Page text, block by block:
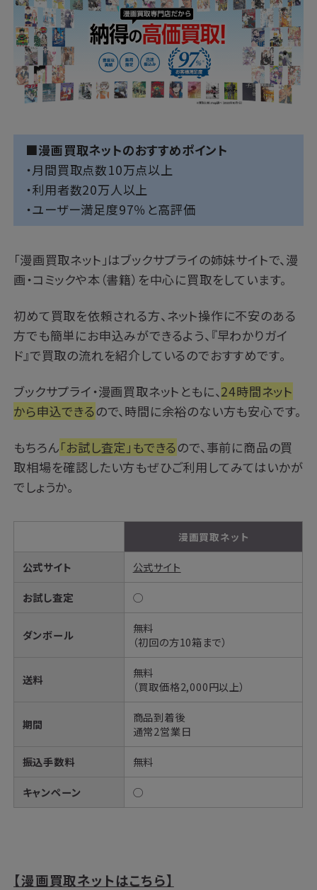
■漫画買取ネットのおすすめポイント
・月間買取点数10万点以上
・利用者数20万人以上
・ユーザー満足度97％と高評価
「漫画買取ネット」はブックサプライの姉妹サイトで、漫
画・コミックや本（書籍）を中心に買取をしています。
初めて買取を依頼される方、ネット操作に不安のある
方でも簡単にお申込みができるよう、『早わかりガイ
ド』で買取の流れを紹介しているのでおすすめです。
ブックサプライ・漫画買取ネットともに、24時間ネット
から申込できるので、時間に余裕のない方も安心です。
もちろん「お試し査定」もできるので、事前に商品の買
取相場を確認したい方もぜひご利用してみてはいかが
でしょうか。
漫画買取ネット
公式サイト 公式サイト
お試し査定 ◯
ダンボール
無料
（初回の方10箱まで）
送料
無料
（買取価格2,000円以上）
期間
商品到着後
通常2営業日
振込手数料 無料
キャンペーン ◯
【漫画買取ネットはこちら】